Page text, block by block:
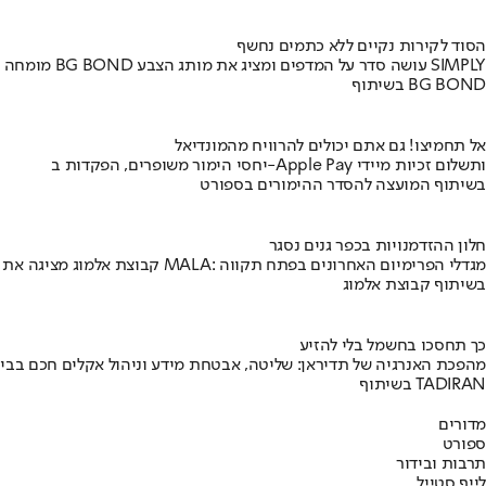
הסוד לקירות נקיים ללא כתמים נחשף
מומחה BG BOND עושה סדר על המדפים ומציג את מותג הצבע SIMPLY
בשיתוף BG BOND
אל תחמיצו! גם אתם יכולים להרוויח מהמונדיאל
יחסי הימור משופרים, הפקדות ב-Apple Pay ותשלום זכיות מיידי
בשיתוף המועצה להסדר ההימורים בספורט
חלון ההזדמנויות בכפר גנים נסגר
קבוצת אלמוג מציגה את פרויקט MALA: מגדלי הפרימיום האחרונים בפתח תקווה
בשיתוף קבוצת אלמוג
כך תחסכו בחשמל בלי להזיע
מהפכת האנרגיה של תדיראן: שליטה, אבטחת מידע וניהול אקלים חכם
בשיתוף TADIRAN
מדורים
ספורט
תרבות ובידור